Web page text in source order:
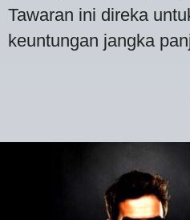
Tawaran ini direka
keuntungan jangka